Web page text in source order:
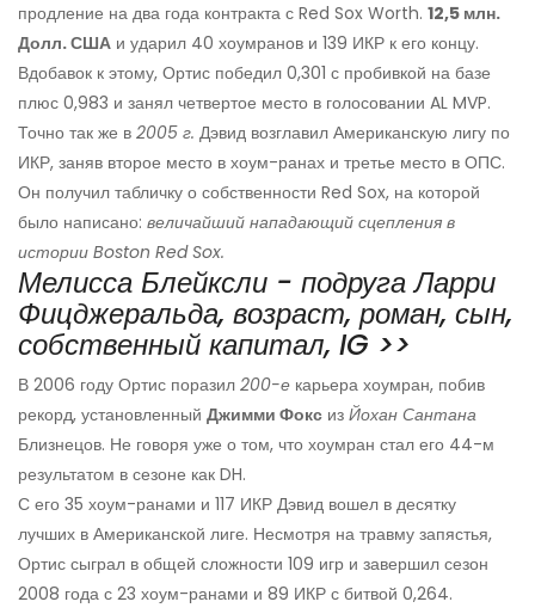
продление на два года контракта с Red Sox Worth. 12,5 млн.
Долл. США и ударил 40 хоумранов и 139 ИКР к его концу.
Вдобавок к этому, Ортис победил 0,301 с пробивкой на базе
плюс 0,983 и занял четвертое место в голосовании AL MVP.
Точно так же в 2005 г. Дэвид возглавил Американскую лигу по
ИКР, заняв второе место в хоум-ранах и третье место в ОПС.
Он получил табличку о собственности Red Sox, на которой
было написано: величайший нападающий сцепления в
истории Boston Red Sox.
Мелисса Блейксли - подруга Ларри
Фицджеральда, возраст, роман, сын,
собственный капитал, IG >>
В 2006 году Ортис поразил 200-е карьера хоумран, побив
рекорд, установленный Джимми Фокс из Йохан Сантана
Близнецов. Не говоря уже о том, что хоумран стал его 44-м
результатом в сезоне как DH.
С его 35 хоум-ранами и 117 ИКР Дэвид вошел в десятку
лучших в Американской лиге. Несмотря на травму запястья,
Ортис сыграл в общей сложности 109 игр и завершил сезон
2008 года с 23 хоум-ранами и 89 ИКР с битвой 0,264.